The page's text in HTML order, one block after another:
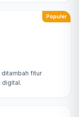
Populer
fitur
digital.